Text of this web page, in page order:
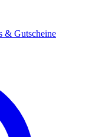
& Gutscheine